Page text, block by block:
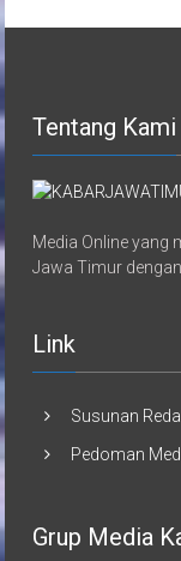
Tentang Kami
Media Online yang
Jawa Timur
Link
Susunan
Pedoman
Grup Media